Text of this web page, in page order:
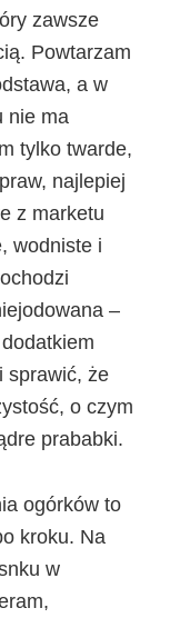
zawsze
Powtarzam
a w
nie ma
tylko twarde,
najlepiej
z marketu
wodniste i
–
sprawić, że
o czym
prababki.
ogórków to
kroku. Na
w